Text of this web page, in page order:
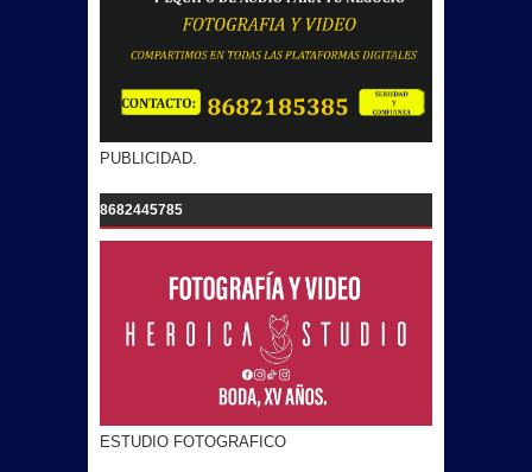
PUBLICIDAD.
8682445785
ESTUDIO FOTOGRAFICO